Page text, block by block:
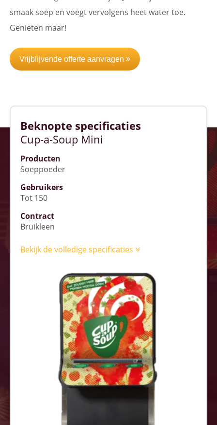
smaak soep en voegt vervolgens heet water toe.
Genieten maar!
Vrijblijvende offerte aanvragen
Beknopte specificaties
Cup-a-Soup Mini
Producten
Soeppoeder
Gebruikers
Tot 150
Contract
Bruikleen
Bekijk de volledige specificaties